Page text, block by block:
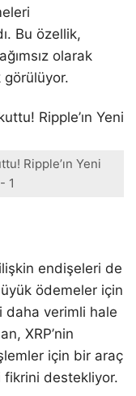
Bu özellik,
olarak
Ripple’ın Yeni
1
endişeleri de
ödemeler için
daha verimli hale
XRP’nin
için bir araç
destekliyor.